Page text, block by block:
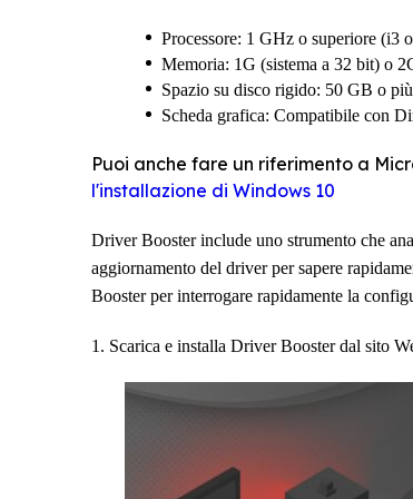
Processore: 1 GHz o superiore (i3
Memoria: 1G (sistema a 32 bit) o
Spazio su disco rigido: 50 GB o
Scheda grafica: Compatibile con
Puoi anche fare un riferimento a
l'installazione di Windows 10
Driver Boosterinclude uno strumento che
aggiornamento del driver per sapere
Booster per interrogare rapidamente la
1. Scarica e installa Driver Booster dal sito